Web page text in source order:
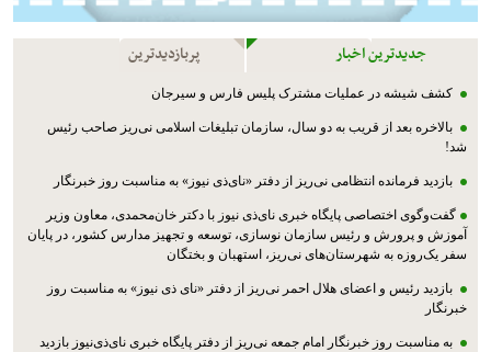
جدیدترین اخبار پربازدیدترین
کشف شیشه در عملیات مشترک پليس فارس و سیرجان
بالاخره بعد از قریب به دو سال، سازمان تبلیغات اسلامی نی‌ریز صاحب رئیس
شد!
بازدید فرمانده انتظامی نی‌ریز از دفتر «نای‌ذی نیوز» به مناسبت روز خبرنگار
گفت‌وگوی اختصاصی پایگاه خبری نای‌ذی نیوز با دکتر خان‌محمدی، معاون وزیر
آموزش و پرورش و رئیس سازمان نوسازی، توسعه و تجهیز مدارس کشور، در پایان
سفر یک‌روزه به شهرستان‌های نی‌ریز، استهبان و بختگان
بازدید رئیس و اعضای هلال احمر نی‌ریز از دفتر «نای ذی نیوز» به مناسبت روز
خبرنگار
به مناسبت روز خبرنگار امام جمعه نی‌ریز از دفتر پایگاه خبری نای‌ذی‌نیوز بازدید